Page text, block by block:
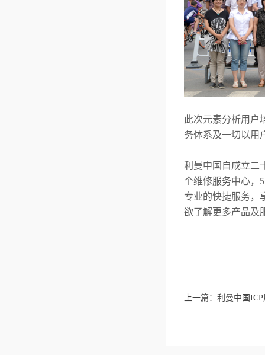
此次元素分析用户
务体系及一切以用
利曼中国自成立二
个维修服务中心， 5
专业的快捷服务，
欲了解更多产品及
上一篇： 利曼中国